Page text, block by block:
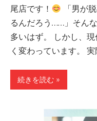
尾店です！
「男が
るんだろう……」そん
多いはず。 しかし、
く変わっています。
続きを読む »